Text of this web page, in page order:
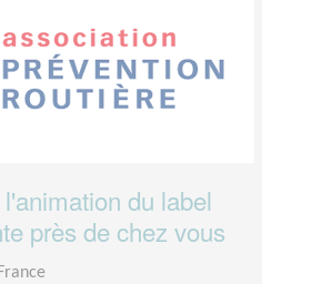
du label
près de chez vous